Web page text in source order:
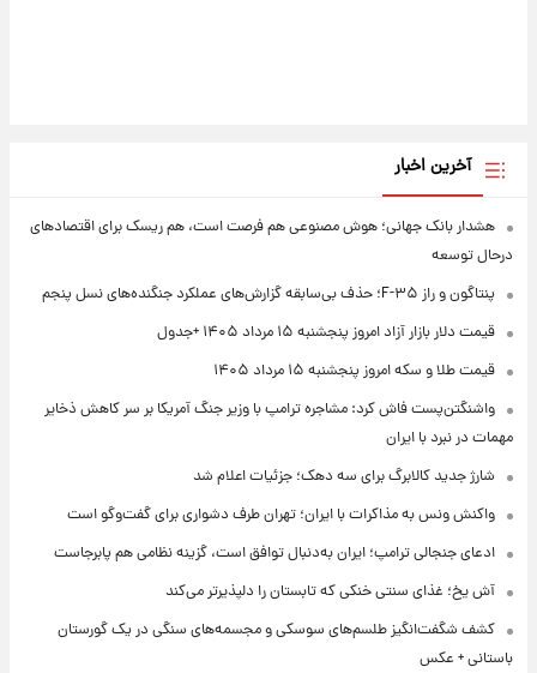
آخرین اخبار
هشدار بانک جهانی؛ هوش مصنوعی هم فرصت است، هم ریسک برای اقتصادهای
درحال توسعه
پنتاگون و راز F-۳۵؛ حذف بی‌سابقه گزارش‌های عملکرد جنگنده‌های نسل پنجم
قیمت دلار بازار آزاد امروز پنجشنبه ۱۵ مرداد ۱۴۰۵ +جدول
قیمت طلا و سکه امروز پنجشنبه ۱۵ مرداد ۱۴۰۵
واشنگتن‌پست فاش کرد: مشاجره ترامپ با وزیر جنگ آمریکا بر سر کاهش ذخایر
مهمات در نبرد با ایران
شارژ جدید کالابرگ برای سه دهک؛ جزئیات اعلام شد
واکنش ونس به مذاکرات با ایران؛ تهران طرف دشواری برای گفت‌وگو است
ادعای جنجالی ترامپ؛ ایران به‌دنبال توافق است، گزینه نظامی هم پابرجاست
آش یخ؛ غذای سنتی خنکی که تابستان را دلپذیرتر می‌کند
کشف شگفت‌انگیز طلسم‌های سوسکی و مجسمه‌های سنگی در یک گورستان
باستانی + عکس